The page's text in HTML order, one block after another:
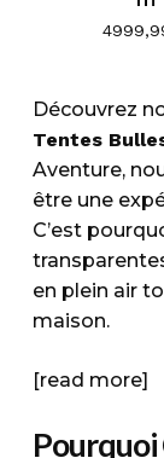
Découvrez
Tentes
Aventure,
être une
C’est
en plein air
maison.
[read more]
Pourquoi